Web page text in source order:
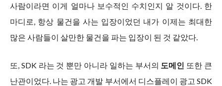
사람이라면 이게 얼마나 보수적인 수치인지 알 것이다. 한
마디로, 항상 물건을 사는 입장이었던 내가 이제는 최대한
많은 사람들이 살만한 물건을 파는 입장이 된 것 같았다.
또, SDK 라는 것 뿐만 아니라 일하는 부서의 도메인 또한 큰
난관이었다. 나는 광고 개발 부서에서 디스플레이 광고 SDK